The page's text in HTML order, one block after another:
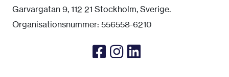
Garvargatan 9, 112 21 Stockholm, Sverige.
Organisationsnummer: 556558-6210